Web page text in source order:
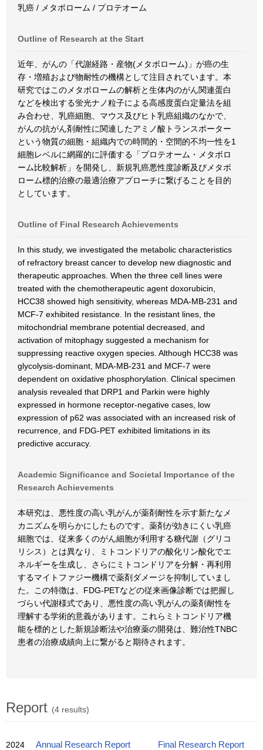
乳癌 / メタボローム / プロテオーム
Outline of Research at the Start
近年、がんの「代謝経路・産物(メタボローム)」が癌の生
存・増殖および物耐性の機構として注目されています。本
研究ではこのメタボロームの解析と生体内のがん関連蛋白
などを検出する蛍光ナノ粒子による高感度蛋白定量法を組
み合わせ、乳癌細胞、マウス及びヒト乳癌組織のなかで、
がんの抗がん剤耐性に関連したアミノ酸トランスポーター
という物質の細胞・組織内での時間的・空間的不均一性を1
細胞レベルに網羅的に評価する「プロテオーム・メタボロ
ーム比較解析」を開発し、新規乳癌悪性度診断及びメタボ
ローム標的治療の最適治療アプローチに繋げることを目的
としています。
Outline of Final Research Achievements
In this study, we investigated the metabolic characteristics
of refractory breast cancer to develop new diagnostic and
therapeutic approaches. When the three cell lines were
treated with the chemotherapeutic agent doxorubicin,
HCC38 showed high sensitivity, whereas MDA‐MB‐231 and
MCF‐7 exhibited resistance. In the resistant lines, the
mitochondrial membrane potential decreased, and
activation of mitophagy suggested a mechanism for
suppressing reactive oxygen species. Although HCC38 was
glycolysis‐dominant, MDA‐MB‐231 and MCF‐7 were
dependent on oxidative phosphorylation. Clinical specimen
analysis revealed that DRP1 and Parkin were highly
expressed in hormone receptor-negative cases, low
expression of p62 was associated with an increased risk of
recurrence, and FDG-PET exhibited limitations in its
predictive accuracy.
Academic Significance and Societal Importance of the
Research Achievements
本研究は、悪性度の高い乳がんが薬剤耐性を示す新たなメ
カニズムを明らかにしたものです。薬剤が効きにくい乳癌
細胞では、従来多くのがん細胞が利用する糖代謝（グリコ
リシス）とは異なり、ミトコンドリアの酸化リン酸化でエ
ネルギーを生成し、さらにミトコンドリアを分解・再利用
するマイトファジー機構で薬剤ダメージを抑制していまし
た。この特徴は、FDG-PETなどの従来画像診断では把握し
づらい代謝様式であり、悪性度の高い乳がんの薬剤耐性を
理解する学術的意義があります。これらミトコンドリア機
能を標的とした新規診断法や治療薬の開発は、難治性TNBC
患者の治療成績向上に繋がると期待されます。
Report (4 results)
2024 Annual Research Report
Final Research Report